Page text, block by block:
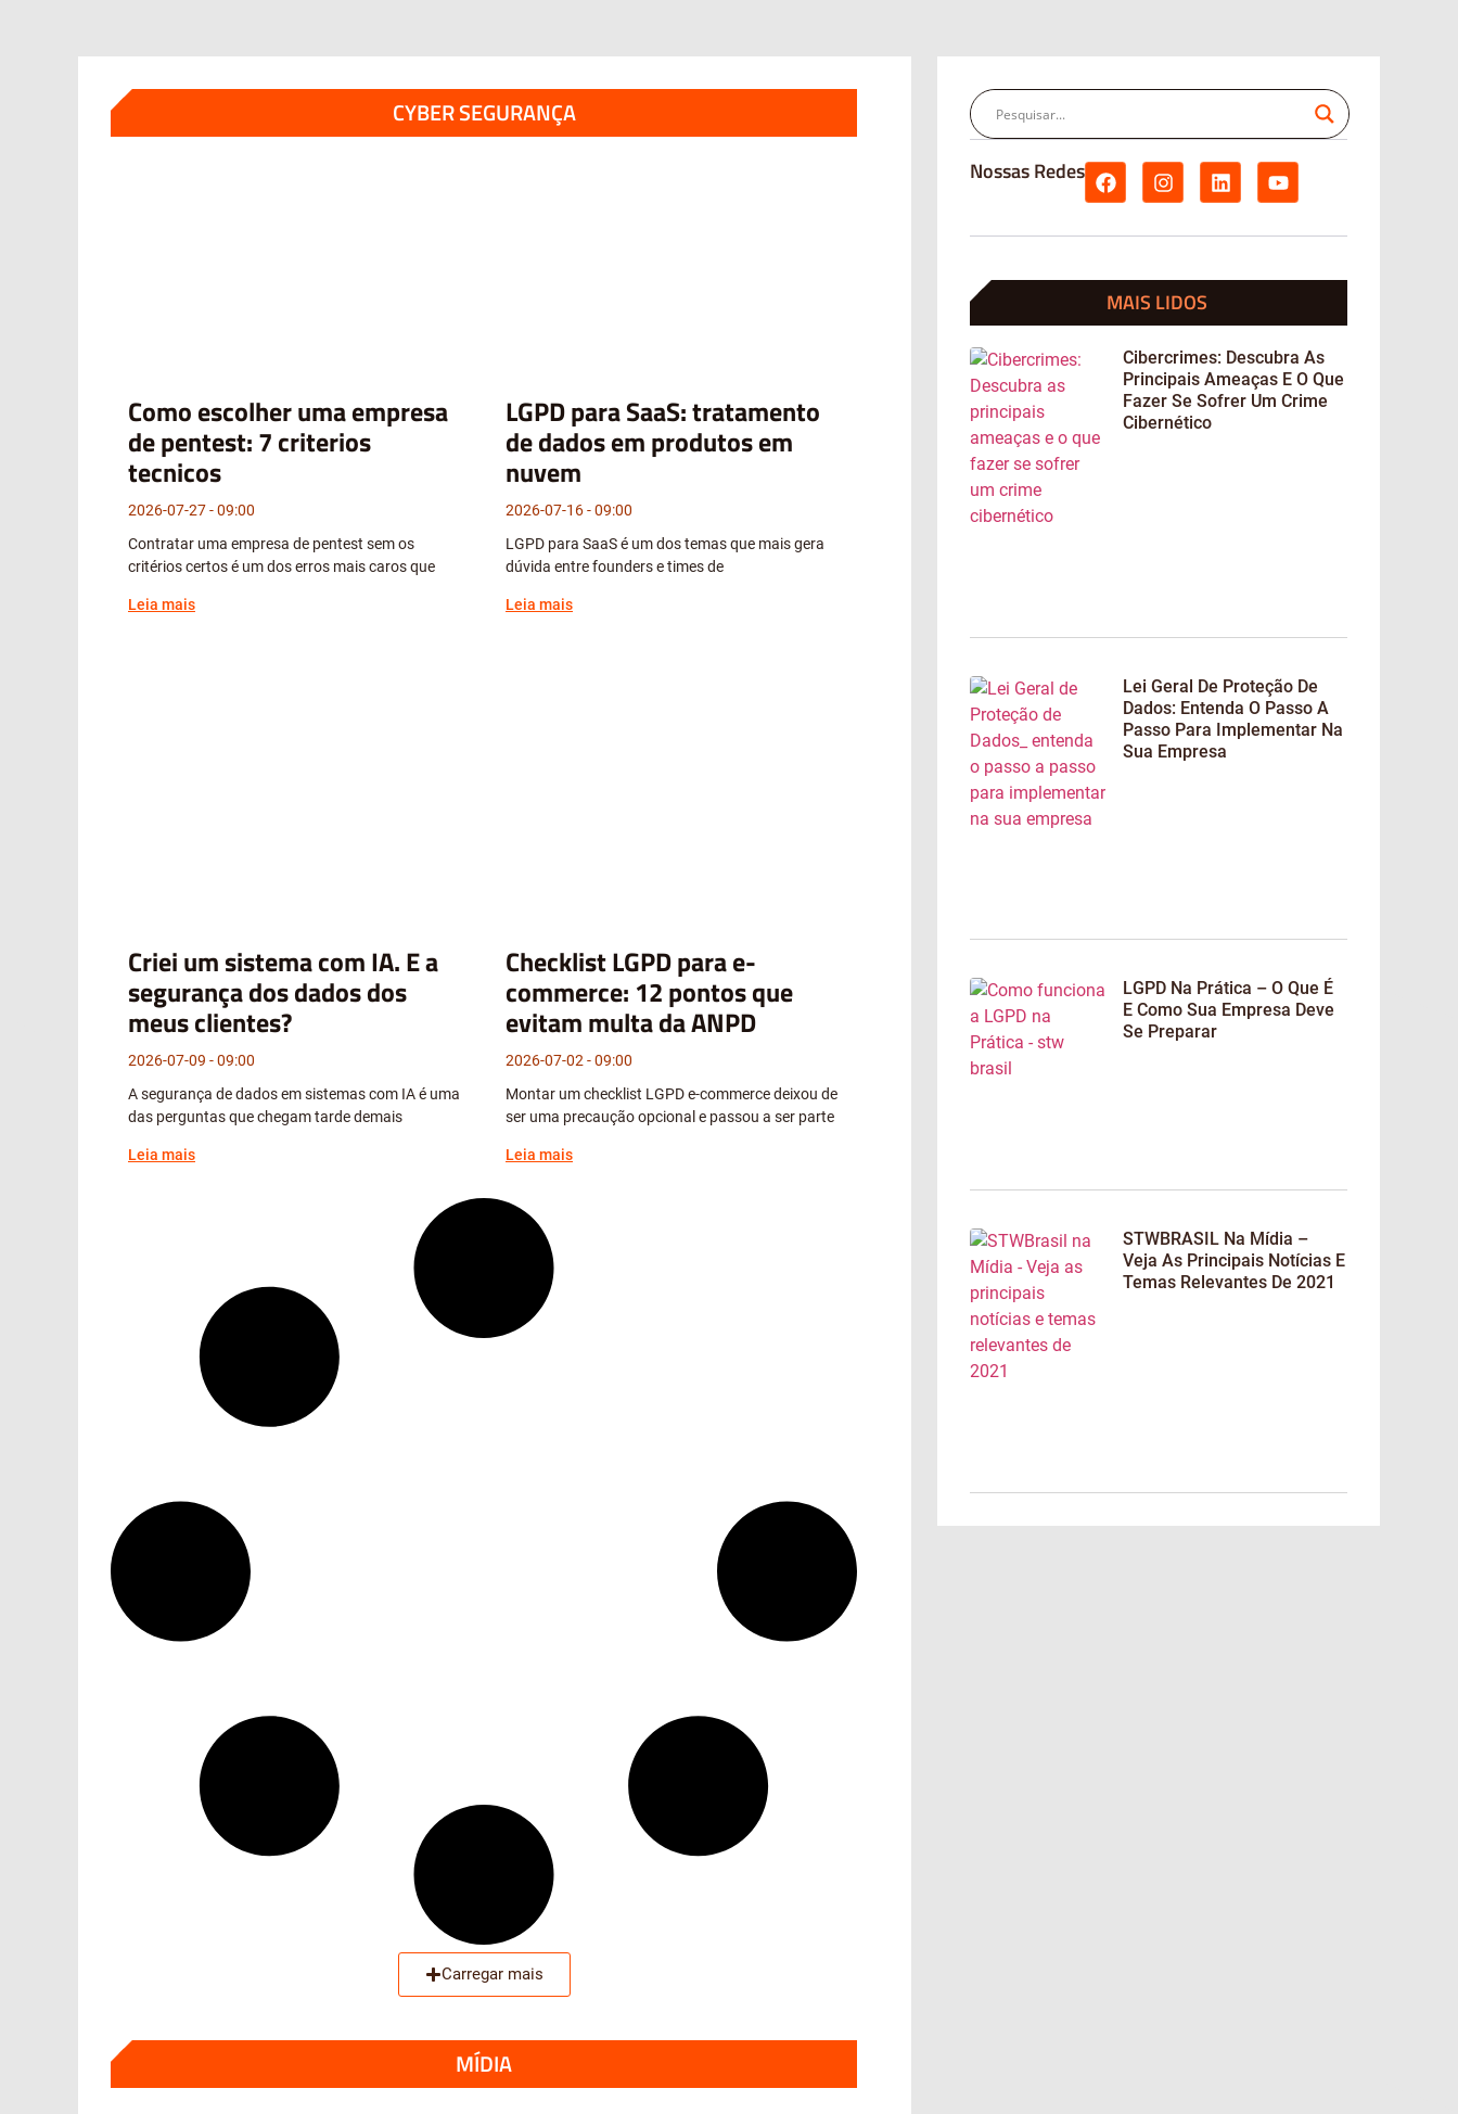
CYBER SEGURANÇA
Como escolher uma empresa
de pentest: 7 criterios
tecnicos
2026-07-27
09:00
Contratar uma empresa de pentest sem os
critérios certos é um dos erros mais caros que
Leia mais
LGPD para SaaS: tratamento
de dados em produtos em
nuvem
2026-07-16
09:00
LGPD para SaaS é um dos temas que mais gera
dúvida entre founders e times de
Leia mais
Criei um sistema com IA. E a
segurança dos dados dos
meus clientes?
2026-07-09
09:00
A segurança de dados em sistemas com IA é uma
das perguntas que chegam tarde demais
Leia mais
Checklist LGPD para e-
commerce: 12 pontos que
evitam multa da ANPD
2026-07-02
09:00
Montar um checklist LGPD e-commerce deixou de
ser uma precaução opcional e passou a ser parte
Leia mais
Carregar mais
MÍDIA
Nossas Redes
MAIS LIDOS
Cibercrimes: Descubra As
Principais Ameaças E O Que
Fazer Se Sofrer Um Crime
Cibernético
Lei Geral De Proteção De
Dados: Entenda O Passo A
Passo Para Implementar Na
Sua Empresa
LGPD Na Prática – O Que É
E Como Sua Empresa Deve
Se Preparar
STWBRASIL Na Mídia –
Veja As Principais Notícias E
Temas Relevantes De 2021